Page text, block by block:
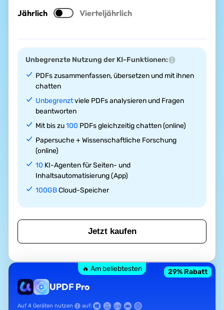
Jährlich Vierteljährlich
Unbegrenzte Nutzung der KI-Funktionen:
PDFs zusammenfassen, übersetzen und mit ihnen
chatten
Unbegrenztviele PDFs analysieren und Fragen
beantworten
Mit bis zu100 PDFs gleichzeitig chatten (online)
Papersuche + Wissenschaftliche Forschung
(online)
10 KI-Agenten für Seiten- und
Inhaltsautomatisierung (App)
100GBCloud-Speicher
Jetzt kaufen
🔥 Am beliebtesten
UPDF Pro
29% Rabatt
Auf 4 Geräten nutzen auf: